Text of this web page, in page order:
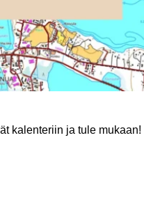
kalenteriin ja tule mukaan!